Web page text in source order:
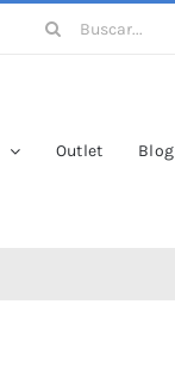
Buscar:
Outlet Blog